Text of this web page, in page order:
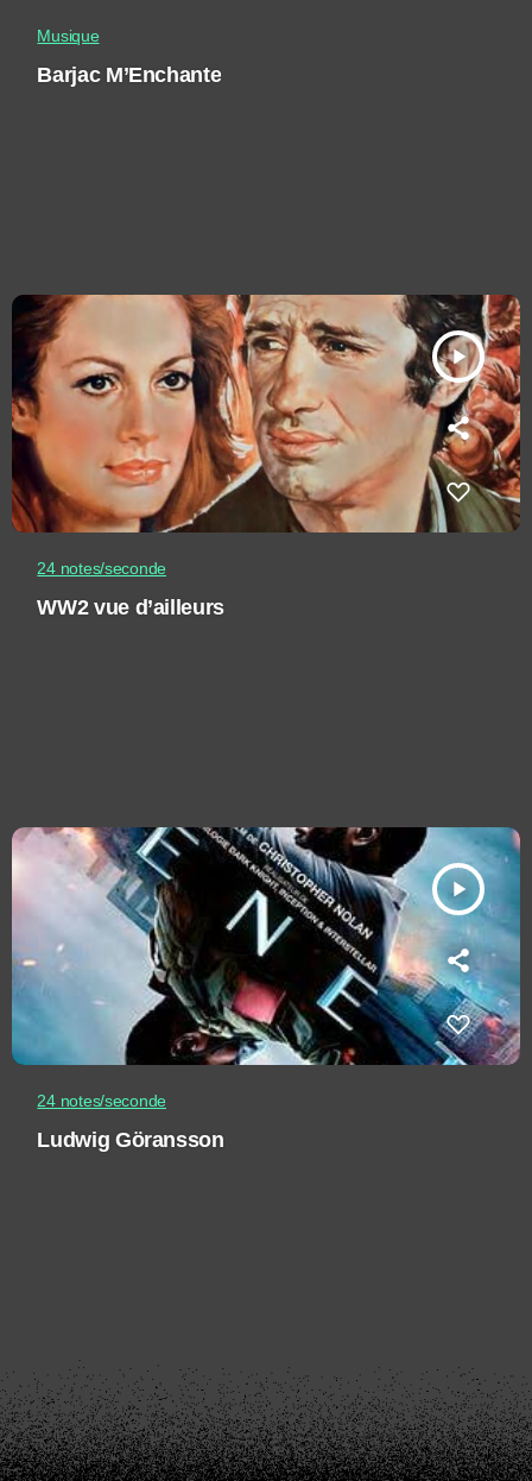
Musique
Barjac M’Enchante
play_arrow
24 notes/seconde
WW2 vue d’ailleurs
play_arrow
24 notes/seconde
Ludwig Göransson